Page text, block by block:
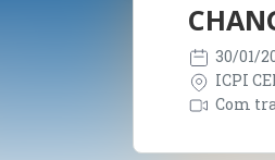
30/01/
ICPI
Com